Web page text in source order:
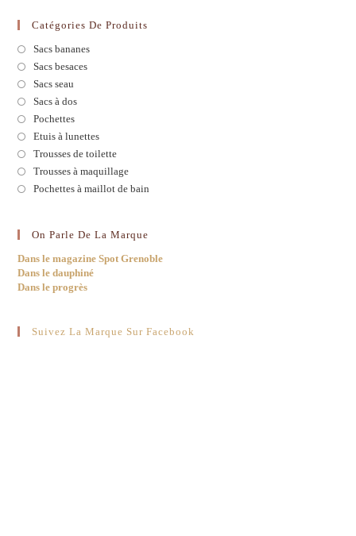
Catégories De Produits
Sacs bananes
Sacs besaces
Sacs seau
Sacs à dos
Pochettes
Etuis à lunettes
Trousses de toilette
Trousses à maquillage
Pochettes à maillot de bain
On Parle De La Marque
Dans le magazine Spot Grenoble
Dans le dauphiné
Dans le progrès
Suivez La Marque Sur Facebook